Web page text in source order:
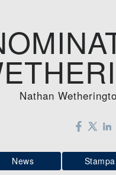
Nathan
News Stampa